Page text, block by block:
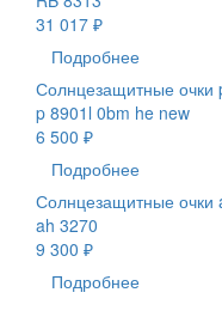
31 017 ₽
Подробнее
Солнцезащитные очки
p 8901l 0bm he new
6 500 ₽
Подробнее
Солнцезащитные очки
ah 3270
9 300 ₽
Подробнее